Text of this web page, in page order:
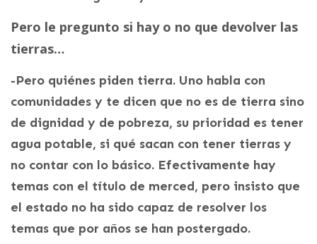
Pero le pregunto si hay o no que devolver las
tierras…
-Pero quiénes piden tierra. Uno habla con
comunidades y te dicen que no es de tierra sino
de dignidad y de pobreza, su prioridad es tener
agua potable, si qué sacan con tener tierras y
no contar con lo básico. Efectivamente hay
temas con el título de merced, pero insisto que
el estado no ha sido capaz de resolver los
temas que por años se han postergado.